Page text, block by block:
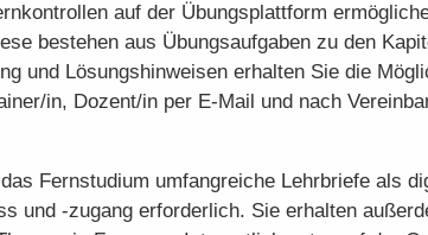
auf der Übungsplattform
bestehen aus Übungsaufgaben zu den
und Lösungshinweisen erhalten Sie die
in, Dozent/in per E-Mail und nach
Fernstudium umfangreiche Lehrbriefe als
und -zugang erforderlich. Sie erhalten